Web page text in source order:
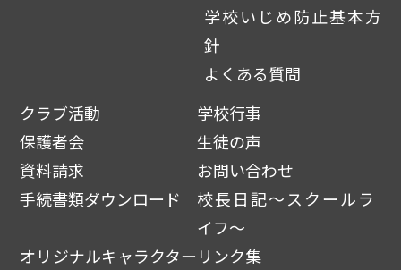
学校いじめ防止基本方
針
よくある質問
クラブ活動
学校行事
保護者会
生徒の声
資料請求
お問い合わせ
手続書類ダウンロード
校長日記～スクールラ
イフ～
オリジナルキャラクター リンク集